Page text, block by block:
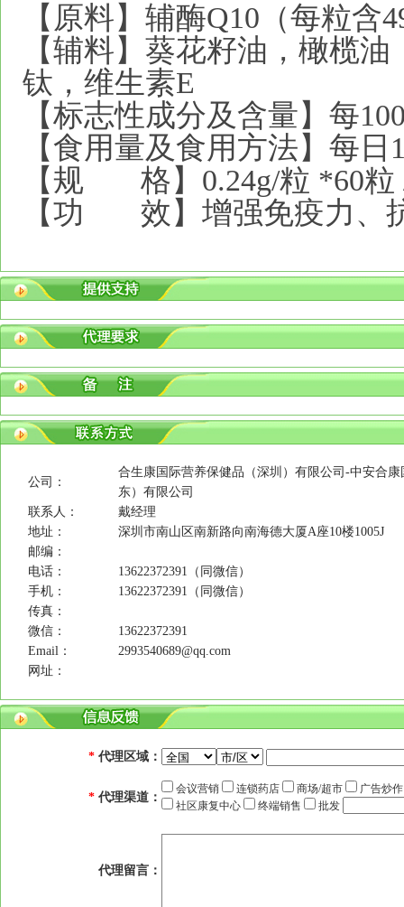
【原料】辅酶Q10（每粒含
【辅料】葵花籽油，橄榄
钛，维生素E
【标志性成分及含量】每
【食用量及食用方法】每
【规 格】0.24g/粒 *60
【功 效】增强免疫力、
公司：
合生康国际营养保健品（深圳）有限公司-中安合
东）有限公司
联系人：
戴经理
地址：
深圳市南山区南新路向南海德大厦A座10楼1005J
邮编：
电话：
13622372391（同微信）
手机：
13622372391（同微信）
传真：
微信：
13622372391
Email：
2993540689@qq.com
网址：
* 代理区域：
* 代理渠道：
会议营销 连锁药店 商场/超市
广告炒
社区康复中心
终端销售 批发
代理留言：